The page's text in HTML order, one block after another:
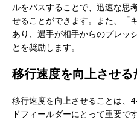
ルをパスすることで、迅速な思
せることができます。また、「
あり、選手が相手からのプレッ
とを奨励します。
移行速度を向上させる
移行速度を向上させることは、
ドフィールダーにとって重要で